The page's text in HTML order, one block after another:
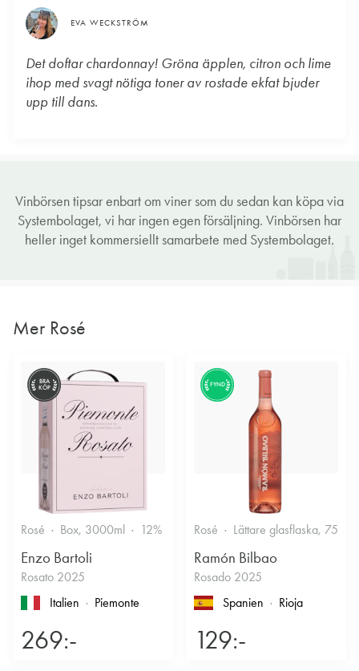
EVA WECKSTRÖM
Det doftar chardonnay! Gröna äpplen, citron och lime
ihop med svagt nötiga toner av rostade ekfat bjuder
upp till dans.
Vinbörsen tipsar enbart om viner som du sedan kan köpa via
Systembolaget, vi har ingen egen försäljning. Vinbörsen har
heller inget kommersiellt samarbete med Systembolaget.
Mer Rosé
BRA
KÖP
Rosé Box, 3000ml 12% Friskt & Bärigt
Enzo Bartoli
Rosato 2025
Italien
Piemonte
269:-
FYND
Rosé Lättare glasflaska, 750ml
Ramón Bilbao
Rosado 2025
Spanien
Rioja
129:-